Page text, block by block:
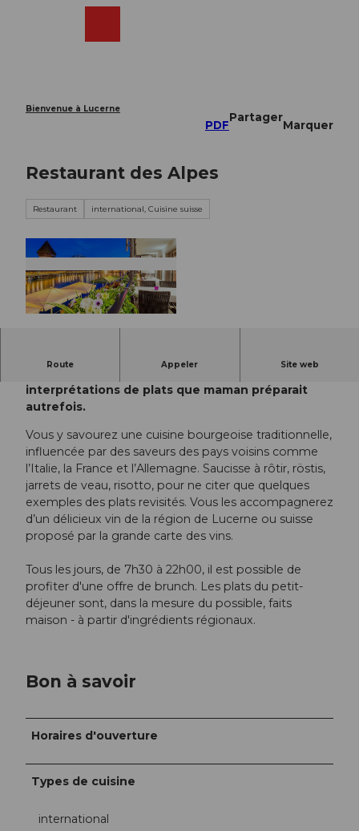
Bienvenue à Lucerne
PDF
Partager
Marquer
Restaurant des Alpes
Restaurant international, Cuisine suisse
Route Appeler Site web
Le restaurant Des Alpes vous sert de nouvelles
interprétations de plats que maman préparait
autrefois.
Vous y savourez une cuisine bourgeoise traditionnelle,
influencée par des saveurs des pays voisins comme
l’Italie, la France et l’Allemagne. Saucisse à rôtir, röstis,
jarrets de veau, risotto, pour ne citer que quelques
exemples des plats revisités. Vous les accompagnerez
d’un délicieux vin de la région de Lucerne ou suisse
proposé par la grande carte des vins.
Tous les jours, de 7h30 à 22h00, il est possible de
profiter d'une offre de brunch. Les plats du petit-
déjeuner sont, dans la mesure du possible, faits
maison - à partir d'ingrédients régionaux.
Bon à savoir
Horaires d'ouverture
Types de cuisine
international